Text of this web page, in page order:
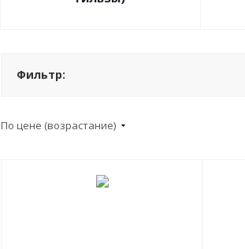
Фильтр:
По цене (возрастание)